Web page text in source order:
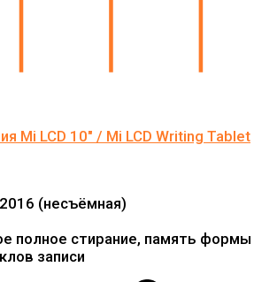
Mi LCD 10" / Mi LCD Writing Tablet
(несъёмная)
полное стирание, память формы
записи